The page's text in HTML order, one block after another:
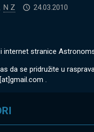
N Z 24.03.2010
internet stranice
da se pridružite u
.